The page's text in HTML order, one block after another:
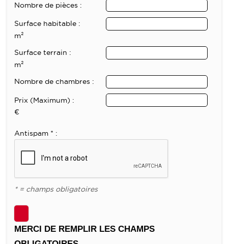
Nombre de pièces :
Surface habitable :
m²
Surface terrain :
m²
Nombre de chambres :
Prix (Maximum) :
€
Antispam * :
* = champs obligatoires
MERCI DE REMPLIR LES CHAMPS